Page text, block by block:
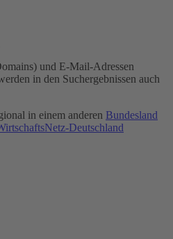
und E-Mail-Adressen
in den Suchergebnissen auch
in einem anderen Bundesland
Deutschland